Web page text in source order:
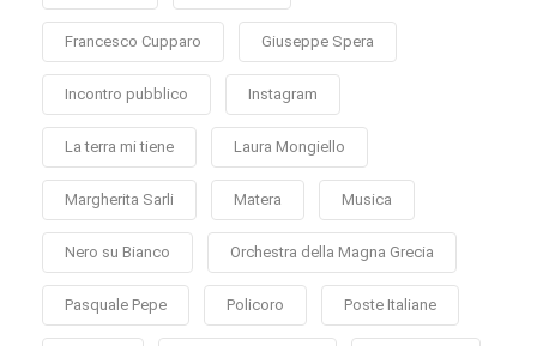
Francesco Cupparo Giuseppe Spera
Incontro pubblico Instagram
La terra mi tiene Laura Mongiello
Margherita Sarli Matera Musica
Nero su Bianco Orchestra della Magna Grecia
Pasquale Pepe Policoro Poste Italiane